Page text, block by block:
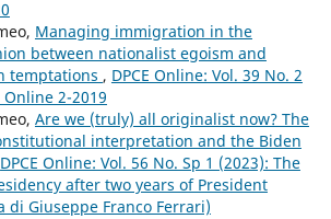
Managing immigration in the
between nationalist egoism and
temptations , DPCE Online: Vol. 39 No. 2
Online 2-2019
Are we (truly) all originalist now? The
interpretation and the Biden
DPCE Online: Vol. 56 No. Sp 1 (2023): The
after two years of President
di Giuseppe Franco Ferrari)